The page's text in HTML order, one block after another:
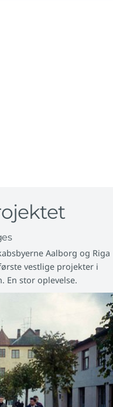
Aalborg og Riga
vestlige projekter i
En stor oplevelse.